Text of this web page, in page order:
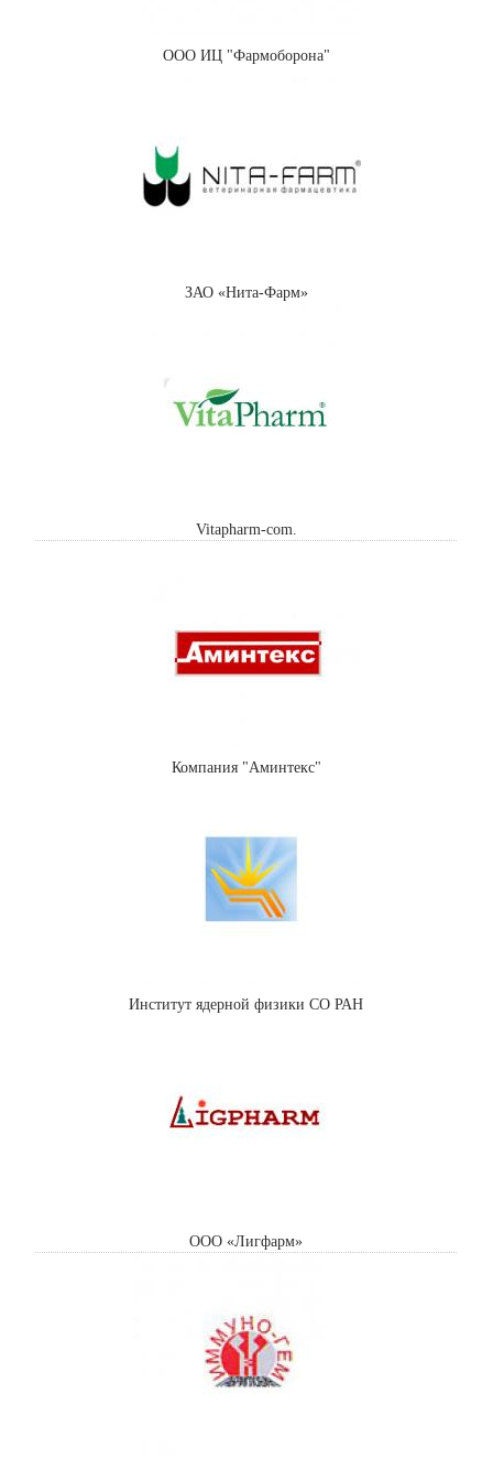
ООО ИЦ "Фармоборона"
ЗАО «Нита-Фарм»
Vitapharm-com.
Компания "Аминтекс"
Институт ядерной физики СО РАН
ООО «Лигфарм»